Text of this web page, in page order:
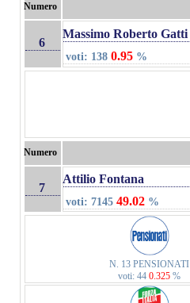
Numero
6
Massimo Roberto Gatti
voti: 1380.95 %
Numero
7
Attilio Fontana
voti: 714549.02 %
N. 13 PENSIONATI
voti: 44 0.325 %